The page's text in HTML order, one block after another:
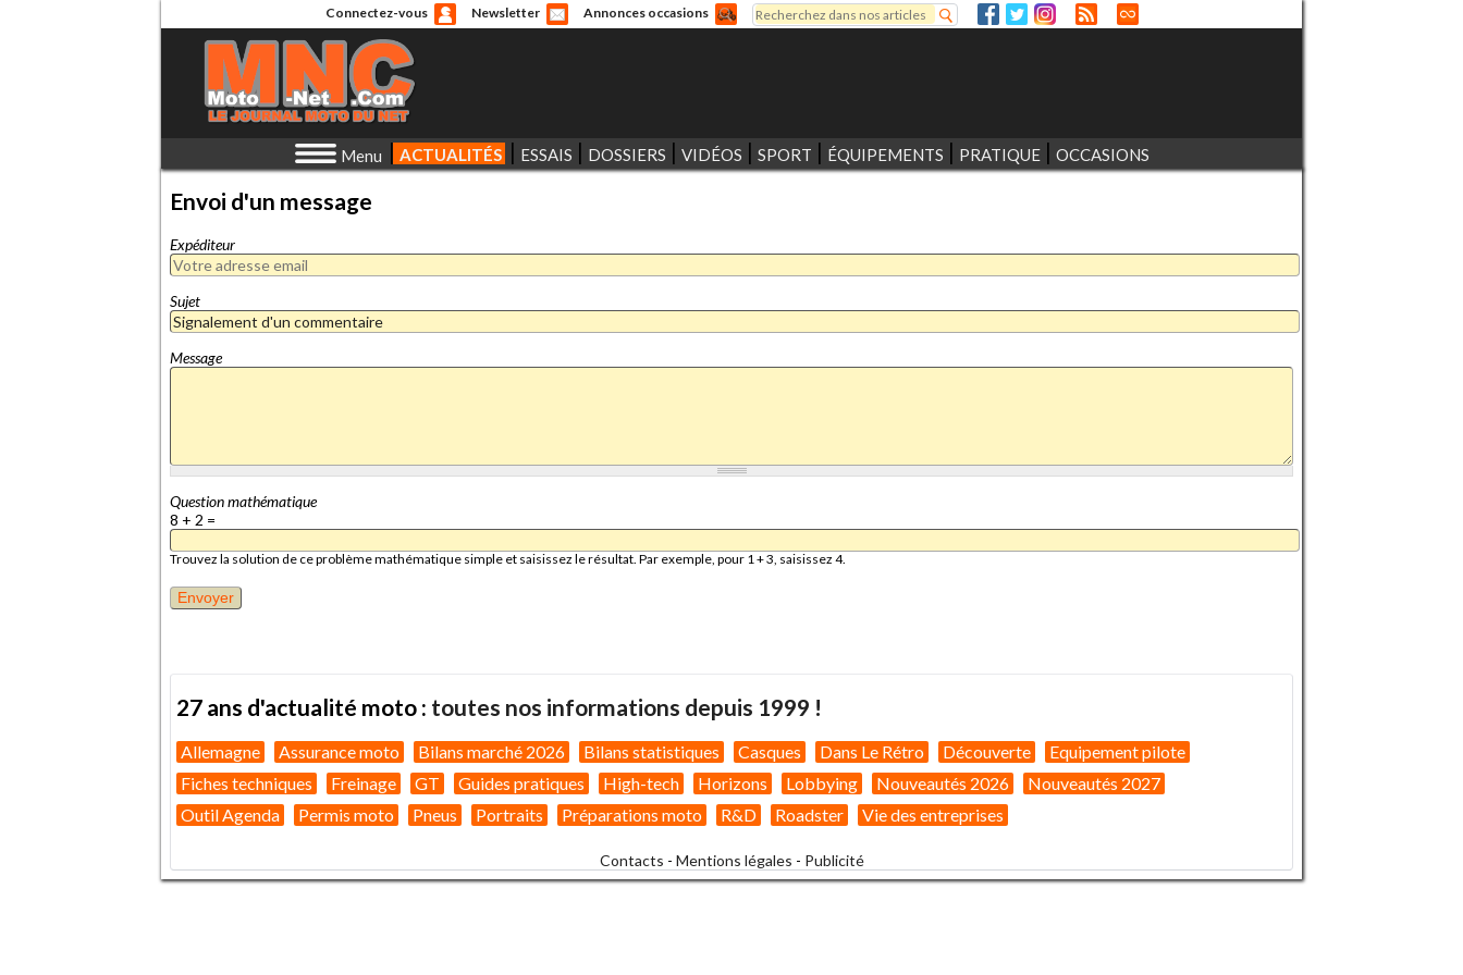
Connectez-vous Newsletter Annonces occasions
Formulaire de recherche
Rechercher
Menu ACTUALITÉS ESSAIS DOSSIERS VIDÉOS SPORT ÉQUIPEMENTS PRATIQUE OCCASIONS
Envoi d'un message
Expéditeur
Sujet
Message
Question mathématique
8 + 2 =
Trouvez la solution de ce problème mathématique simple et saisissez le résultat. Par exemple, pour 1 + 3, saisissez 4.
27 ans d'actualité moto : toutes nos informations depuis 1999 !
Allemagne Assurance moto Bilans marché 2026 Bilans statistiques Casques Dans Le Rétro Découverte
Equipement pilote
Fiches techniques
Freinage GT Guides pratiques High-tech Horizons Lobbying Nouveautés 2026
Nouveautés 2027
Outil Agenda
Permis moto Pneus Portraits Préparations moto R&D Roadster Vie des entreprises
Contacts - Mentions légales - Publicité